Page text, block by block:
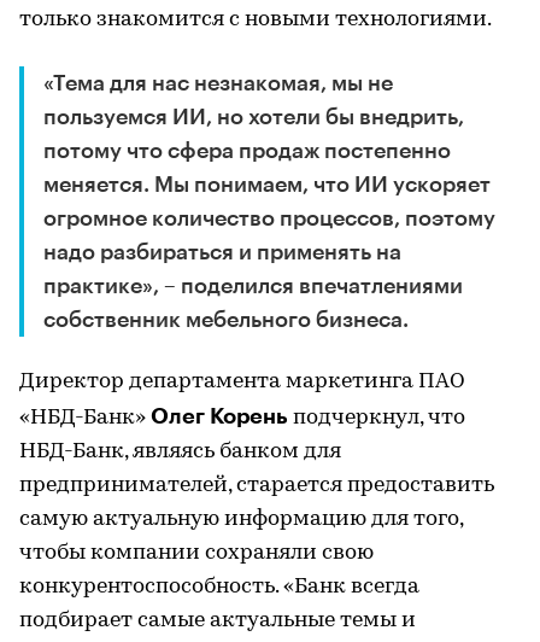
только знакомится с новыми технологиями.
«Тема для нас незнакомая, мы не
пользуемся ИИ, но хотели бы внедрить,
потому что сфера продаж постепенно
меняется. Мы понимаем, что ИИ ускоряет
огромное количество процессов, поэтому
надо разбираться и применять на
практике», – поделился впечатлениями
собственник мебельного бизнеса.
Директор департамента маркетинга ПАО
«НБД-Банк» Олег Корень подчеркнул, что
НБД-Банк, являясь банком для
предпринимателей, старается предоставить
самую актуальную информацию для того,
чтобы компании сохраняли свою
конкурентоспособность. «Банк всегда
подбирает самые актуальные темы и